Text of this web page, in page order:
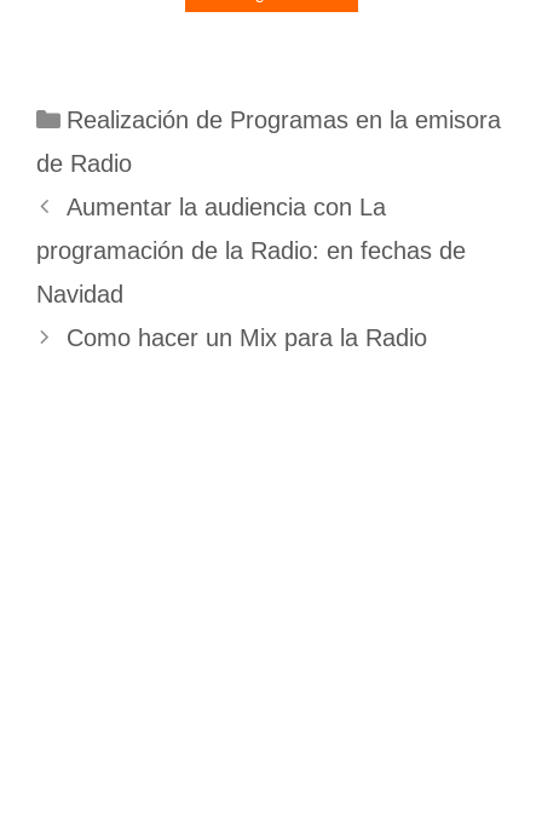
Categorías
Realización de Programas en la emisora
de Radio
Aumentar la audiencia con La
programación de la Radio: en fechas de
Navidad
Como hacer un Mix para la Radio